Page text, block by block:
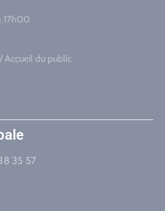
17h00
Accueil du public
35 57